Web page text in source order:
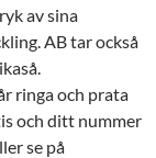
av sina
AB tar också
ringa och prata
och ditt nummer
se på